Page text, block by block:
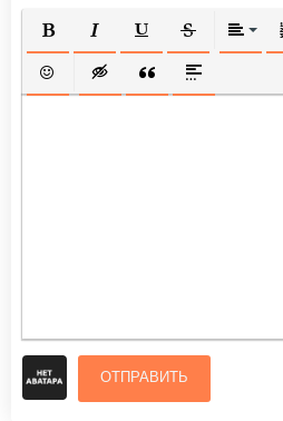
ПОЛУЖИРНЫЙ
КУРСИВПОДЧЕРКНУТЫЙ
ВСТАВИТЬ СМАЙЛИК
ВСТАВКА СКРЫТОГО
ВСТАВКА ЦИТАТЫ
ВСТАВКА
ОТПРАВИТЬ